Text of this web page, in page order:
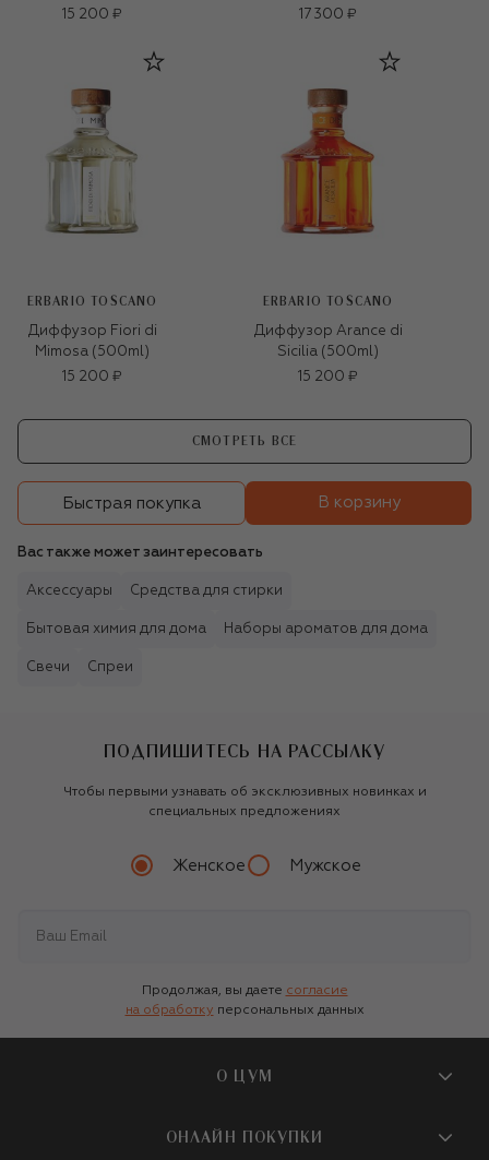
15 200 ₽
17 300 ₽
ERBARIO TOSCANO
Диффузор Fiori di
Mimosa (500ml)
15 200 ₽
ERBARIO TOSCANO
Диффузор Arance di
Sicilia (500ml)
15 200 ₽
СМОТРЕТЬ ВСЕ
Быстрая покупка В корзину
Вас также может заинтересовать
Аксессуары Средства для стирки
Бытовая химия для дома Наборы ароматов для дома
Свечи Спреи
ПОДПИШИТЕСЬ НА РАССЫЛКУ
Чтобы первыми узнавать об эксклюзивных новинках и
специальных предложениях
Женское Мужское
Продолжая, вы даете согласие
на обработку персональных данных
О ЦУМ
О магазине
ОНЛАЙН ПОКУПКИ